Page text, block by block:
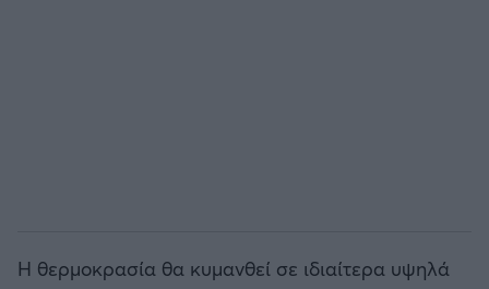
Η θερμοκρασία θα κυμανθεί σε ιδιαίτερα υψηλά